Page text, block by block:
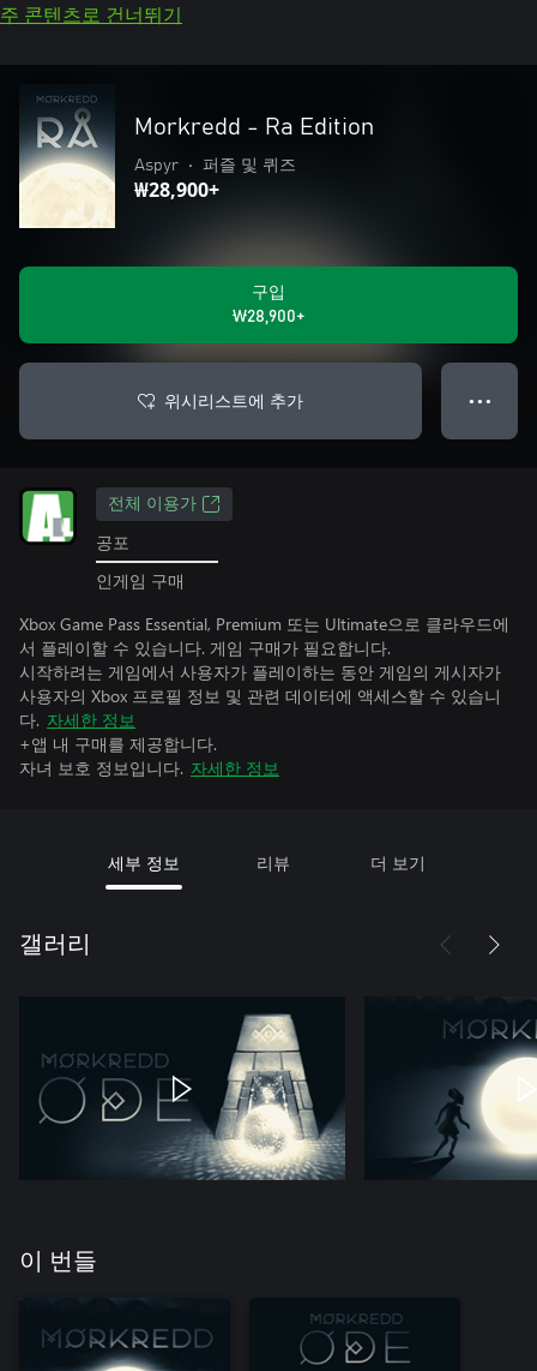
주 콘텐츠로 건너뛰기
Morkredd - Ra Edition
Aspyr • 퍼즐 및 퀴즈
₩28,900+
구입
₩28,900+
위시리스트에 추가 ● ● ●
전체 이용가
공포
인게임 구매
Xbox Game Pass Essential, Premium 또는 Ultimate으로 클라우드에
서 플레이할 수 있습니다. 게임 구매가 필요합니다.
시작하려는 게임에서 사용자가 플레이하는 동안 게임의 게시자가
사용자의 Xbox 프로필 정보 및 관련 데이터에 액세스할 수 있습니
다. 자세한 정보
+앱 내 구매를 제공합니다.
자녀 보호 정보입니다. 자세한 정보
세부 정보 리뷰 더 보기
갤러리
이 번들